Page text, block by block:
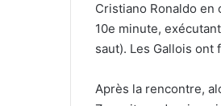
Cristiano Ronaldo en
10e minute,
saut). Les Gallois ont
Après la rencontre,